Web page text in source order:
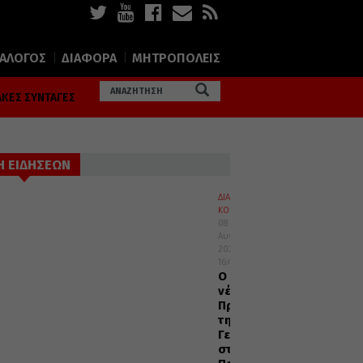
ΔΙΑΦΟΡΑ ΜΗΤΡΟΠΟΛΕΙΣ
ΣΥΝΤΑΓΕΣ
ΕΙΔΗΣΕΩΝ
ΔΙΑΦΟΡΑ
ΚΟΣΜΟΣ
08
Αυγούστου
2026
16:45
Ο
νέος
Πρέσβυς
της
Γεωργίας
στο